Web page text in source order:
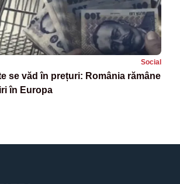
Social
se văd în prețuri: România rămâne
în Europa